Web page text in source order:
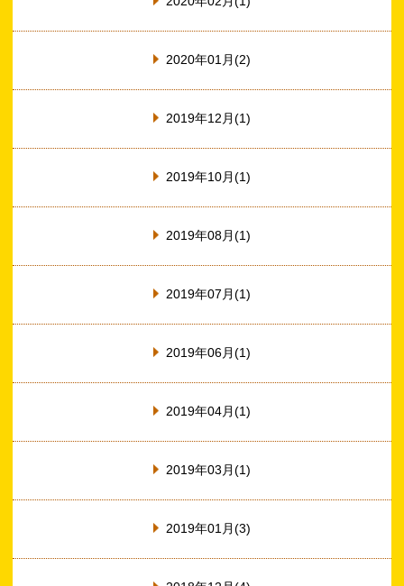
2020年01月(2)
2019年12月(1)
2019年10月(1)
2019年08月(1)
2019年07月(1)
2019年06月(1)
2019年04月(1)
2019年03月(1)
2019年01月(3)